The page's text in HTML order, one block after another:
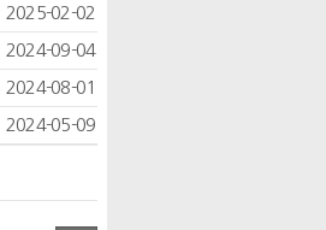
2025-02-02
2024-09-04
2024-08-01
2024-05-09